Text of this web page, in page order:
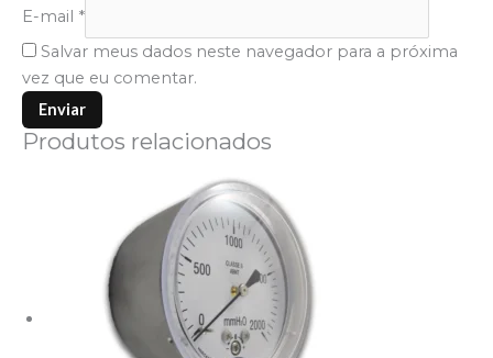
E-mail *
Salvar meus dados neste navegador para a próxima
vez que eu comentar.
Produtos relacionados